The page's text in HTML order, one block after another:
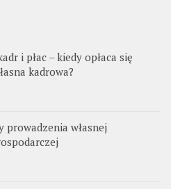
i płac – kiedy opłaca się
kadrowa?
prowadzenia własnej